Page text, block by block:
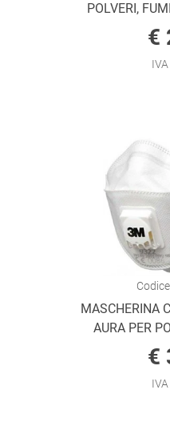
POLVERI,
€
MASCHERINA
AURA PER
€